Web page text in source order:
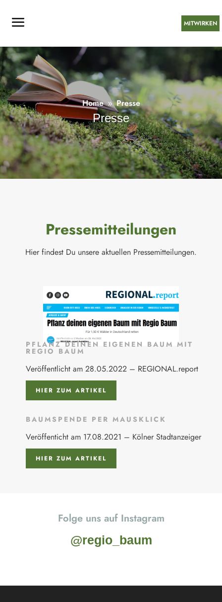
MITWIRKEN
Home 9 Presse
Presse
Pressemitteilungen
Hier findest Du unsere aktuellen Pressemitteilungen.
PFLANZ DEINEN EIGENEN BAUM MIT
REGIO BAUM
Veröffentlicht am 28.05.2022 – REGIONAL.report
HIER ZUM ARTIKEL
BAUMSPENDE PER MAUSKLICK
Veröffenticht am 17.08.2021 – Kölner Stadtanzeiger
HIER ZUM ARTIKEL
Folge uns auf Instagram
@regio_baum